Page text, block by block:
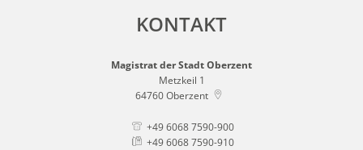
KONTAKT
Magistrat der Stadt Oberzent
Metzkeil 1
64760Oberzent
+49 6068 7590-900
+49 6068 7590-910